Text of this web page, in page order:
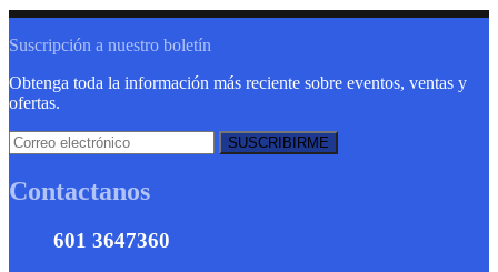
Suscripción a nuestro boletín
Obtenga toda la información más reciente sobre eventos, ventas y
ofertas.
Contactanos
601 3647360